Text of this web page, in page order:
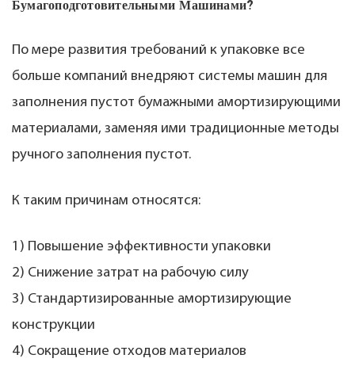
Бумагоподготовительными Машинами?
По мере развития требований к упаковке все
больше компаний внедряют системы машин для
заполнения пустот бумажными амортизирующими
материалами, заменяя ими традиционные методы
ручного заполнения пустот.
К таким причинам относятся:
1) Повышение эффективности упаковки
2) Снижение затрат на рабочую силу
3) Стандартизированные амортизирующие
конструкции
4) Сокращение отходов материалов